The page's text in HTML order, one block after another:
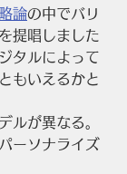
論の中でバリ
提唱しました
タルによって
もいえるかと
ルが異なる。
ーソナライズ